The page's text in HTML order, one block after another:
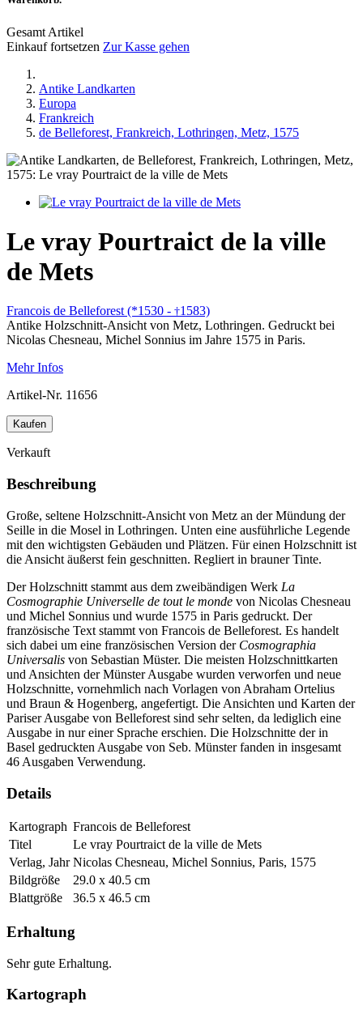
Gesamt Artikel
Einkauf fortsetzen Zur Kasse gehen
Antike Landkarten
Europa
Frankreich
de Belleforest, Frankreich, Lothringen, Metz, 1575
Le vray Pourtraict de la ville
de Mets
Francois de Belleforest (*1530 - †1583)
Antike Holzschnitt-Ansicht von Metz, Lothringen. Gedruckt bei
Nicolas Chesneau, Michel Sonnius im Jahre 1575 in Paris.
Mehr Infos
Artikel-Nr. 11656
Kaufen
Verkauft
Beschreibung
Große, seltene Holzschnitt-Ansicht von Metz an der Mündung der
Seille in die Mosel in Lothringen. Unten eine ausführliche Legende
mit den wichtigsten Gebäuden und Plätzen. Für einen Holzschnitt ist
die Ansicht äußerst fein geschnitten. Regliert in brauner Tinte.
Der Holzschnitt stammt aus dem zweibändigen Werk La
Cosmographie Universelle de tout le monde von Nicolas Chesneau
und Michel Sonnius und wurde 1575 in Paris gedruckt. Der
französische Text stammt von Francois de Belleforest. Es handelt
sich dabei um eine französischen Version der Cosmographia
Universalis von Sebastian Müster. Die meisten Holzschnittkarten
und Ansichten der Münster Ausgabe wurden verworfen und neue
Holzschnitte, vornehmlich nach Vorlagen von Abraham Ortelius
und Braun & Hogenberg, angefertigt. Die Ansichten und Karten der
Pariser Ausgabe von Belleforest sind sehr selten, da lediglich eine
Ausgabe in nur einer Sprache erschien. Die Holzschnitte der in
Basel gedruckten Ausgabe von Seb. Münster fanden in insgesamt
46 Ausgaben Verwendung.
Details
Kartograph Francois de Belleforest
Titel
Le vray Pourtraict de la ville de Mets
Verlag, Jahr Nicolas Chesneau, Michel Sonnius, Paris, 1575
Bildgröße
29.0 x 40.5 cm
Blattgröße
36.5 x 46.5 cm
Erhaltung
Sehr gute Erhaltung.
Kartograph